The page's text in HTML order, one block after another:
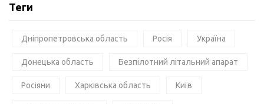
Теги
Дніпропетровська область Росія Україна
Донецька область Безпілотний літальний апарат
Росіяни Харківська область Київ